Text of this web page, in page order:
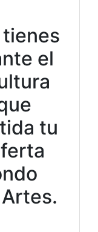
el
tu